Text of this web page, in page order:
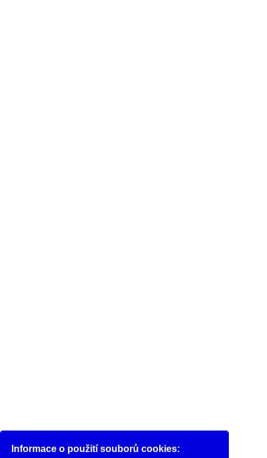
Informace o použití souborů cookies: